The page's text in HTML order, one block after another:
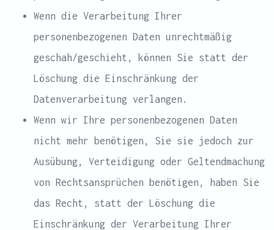
Wenn die Verarbeitung Ihrer
personenbezogenen Daten unrechtmäßig
geschah/geschieht, können Sie statt der
Löschung die Einschränkung der
Datenverarbeitung verlangen.
Wenn wir Ihre personenbezogenen Daten
nicht mehr benötigen, Sie sie jedoch zur
Ausübung, Verteidigung oder Geltendmachung
von Rechtsansprüchen benötigen, haben Sie
das Recht, statt der Löschung die
Einschränkung der Verarbeitung Ihrer